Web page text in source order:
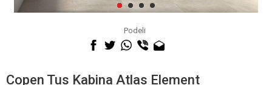
1 2 3 4
Podeli
Copen Tus Kabina Atlas Element
pomoć i porudžbine